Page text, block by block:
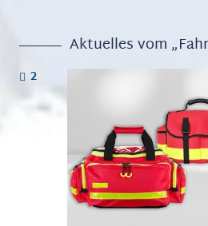
Aktuelles vom
2KOMMENTARE